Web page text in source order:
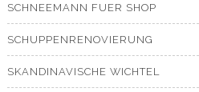
SCHNEEMANN FUER SHOP
SCHUPPENRENOVIERUNG
SKANDINAVISCHE WICHTEL